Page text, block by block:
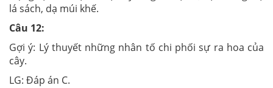
lá sách, dạ múi khế.
Câu 12:
Gợi ý: Lý thuyết những nhân tố chi phối sự ra hoa của
cây.
LG: Đáp án C.